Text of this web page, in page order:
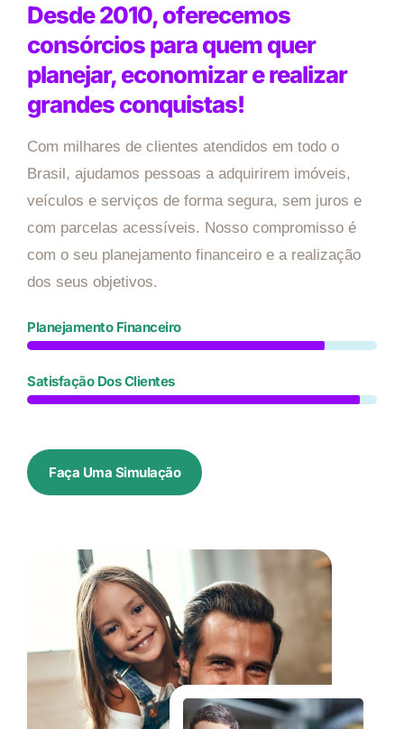
Desde 2010, oferecemos
consórcios para quem quer
planejar, economizar e realizar
grandes conquistas!
Com milhares de clientes atendidos em todo o
Brasil, ajudamos pessoas a adquirirem imóveis,
veículos e serviços de forma segura, sem juros e
com parcelas acessíveis. Nosso compromisso é
com o seu planejamento financeiro e a realização
dos seus objetivos.
Planejamento Financeiro
Satisfação Dos Clientes
Faça Uma Simulação